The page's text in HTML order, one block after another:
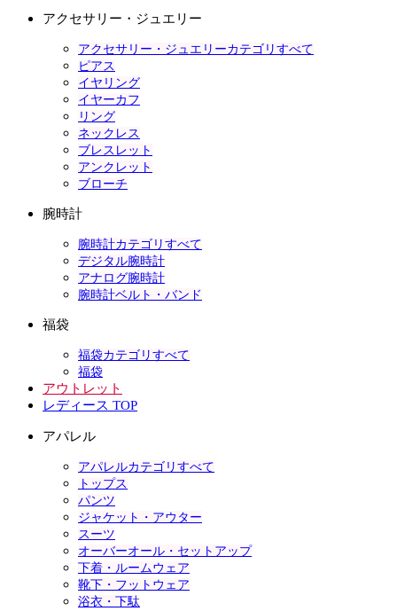
アクセサリー・ジュエリー
アクセサリー・ジュエリーカテゴリすべて
ピアス
イヤリング
イヤーカフ
リング
ネックレス
ブレスレット
アンクレット
ブローチ
腕時計
腕時計カテゴリすべて
デジタル腕時計
アナログ腕時計
腕時計ベルト・バンド
福袋
福袋カテゴリすべて
福袋
アウトレット
レディース TOP
アパレル
アパレルカテゴリすべて
トップス
パンツ
ジャケット・アウター
スーツ
オーバーオール・セットアップ
下着・ルームウェア
靴下・フットウェア
浴衣・下駄